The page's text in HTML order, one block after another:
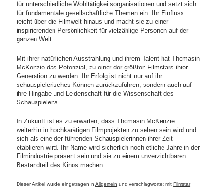
für unterschiedliche Wohltätigkeitsorganisationen und setzt sich
für fundamentale gesellschaftliche Themen ein. Ihr Einfluss
reicht über die Filmwelt hinaus und macht sie zu einer
inspirierenden Persönlichkeit für vielzählige Personen auf der
ganzen Welt.
Mit ihrer natürlichen Ausstrahlung und ihrem Talent hat Thomasin
McKenzie das Potenzial, zu einer der größten Filmstars ihrer
Generation zu werden. Ihr Erfolg ist nicht nur auf ihr
schauspielerisches Können zurückzuführen, sondern auch auf
ihre Hingabe und Leidenschaft für die Wissenschaft des
Schauspielens.
In Zukunft ist es zu erwarten, dass Thomasin McKenzie
weiterhin in hochkarätigen Filmprojekten zu sehen sein wird und
sich als eine der führenden Schauspielerinnen ihrer Zeit
etablieren wird. Ihr Name wird sicherlich noch etliche Jahre in der
Filmindustrie präsent sein und sie zu einem unverzichtbaren
Bestandteil des Kinos machen.
Dieser Artikel wurde eingetragen inAllgemein und verschlagwortet mitFilmstar